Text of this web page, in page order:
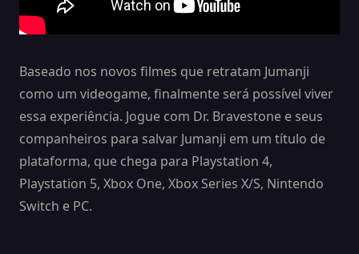
Baseado nos novos filmes que retratam Jumanji
como um videogame, finalmente será possível viver
essa experiência. Jogue com Dr. Bravestone e seus
companheiros para salvar Jumanji em um título de
plataforma, que chega para Playstation 4,
Playstation 5, Xbox One, Xbox Series X/S, Nintendo
Switch e PC.